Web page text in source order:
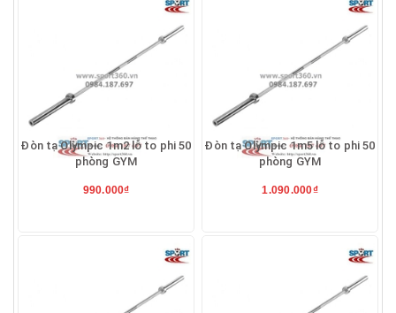
Đòn tạ Olympic 1m2 lỗ to phi 50
phòng GYM
990.000₫
Đòn tạ Olympic 1m5 lỗ to phi 50
phòng GYM
1.090.000₫